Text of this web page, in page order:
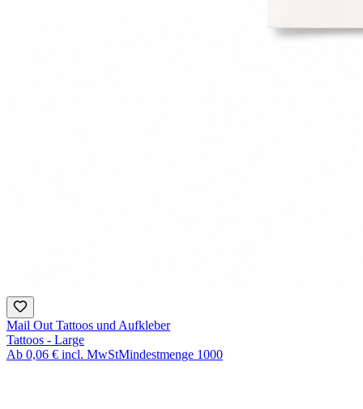
Mail Out Tattoos und Aufkleber
Tattoos - Large
Ab 0,06 € incl. MwStMindestmenge 1000